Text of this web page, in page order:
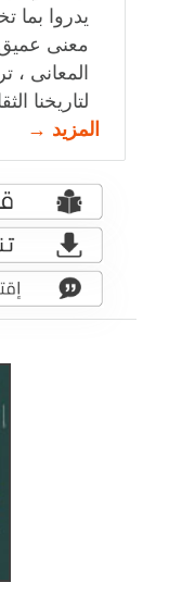
يدروا بما
معنى
المعانى ،
لتاريخنا
المزيد →